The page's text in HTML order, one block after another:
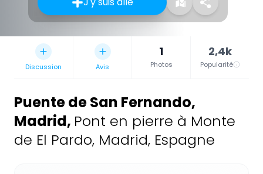
Discussion Avis
1
Photos
2,4k
Popularité
Puente de San Fernando,
Madrid, Pont en pierre à Monte
de El Pardo, Madrid, Espagne